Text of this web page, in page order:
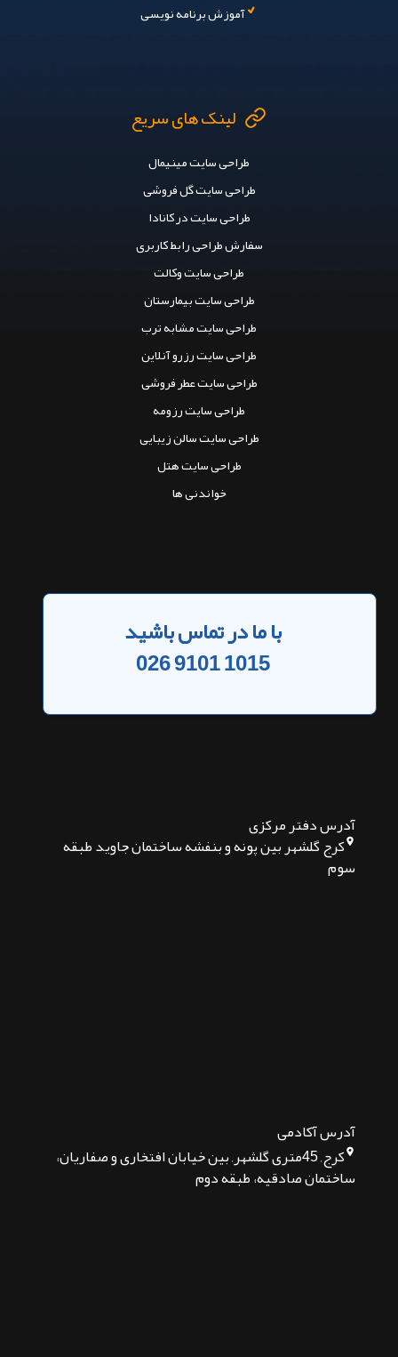
آموزش برنامه نویسی
لینک های سریع
طراحی سایت مینیمال
طراحی سایت گل فروشی
طراحی سایت در کانادا
سفارش طراحی رابط کاربری
طراحی سایت وکالت
طراحی سایت بیمارستان
طراحی سایت مشابه ترب
طراحی سایت رزرو آنلاین
طراحی سایت عطر فروشی
طراحی سایت رزومه
طراحی سایت سالن زیبایی
طراحی سایت هتل
خواندنی ها
با ما در تماس باشید
026 9101 1015
آدرس دفتر مرکزی
کرج گلشهر بین پونه و بنفشه ساختمان جاوید طبقه
سوم
آدرس آکادمی
کرج, 45متری گلشهر, بین خیابان افتخاری و صفاریان،
ساختمان صادقیه، طبقه دوم